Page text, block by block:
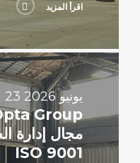
اقرأ المزيد
23 يونيو 2026
مجال إدارة
ISO 9001